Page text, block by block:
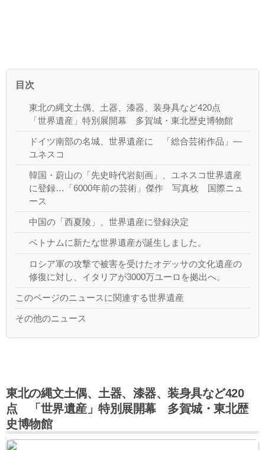
目次
東北の縄文土偶、土器、漆器、装身具など420点
「世界遺産」特別展開幕 多賀城・東北歴史博物館
ドイツ南部の名城、世界遺産に 「総合芸術作品」―
ユネスコ
韓国・蔚山の「先史時代岩刻画」、ユネスコ世界遺産
に登録…「6000年前の芸術」傑作 写真枚 国際ニュ
ース
中国の「西夏陵」、世界遺産に登録決定
ベトナムに新たな世界遺産が誕生しました。
ロシア軍の攻撃で被害を受けたオデッサの文化遺産の
修復に対し、イタリアが3000万ユーロを拠出へ。
このページのニュースに関連する世界遺産
その他のニュース
東北の縄文土偶、土器、漆器、装身具など420
点 「世界遺産」特別展開幕 多賀城・東北歴
史博物館